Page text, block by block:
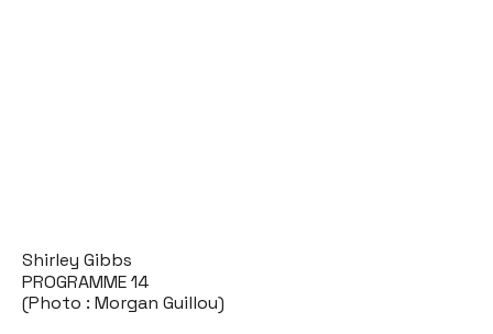
Shirley Gibbs
PROGRAMME 14
(Photo : Morgan Guillou)